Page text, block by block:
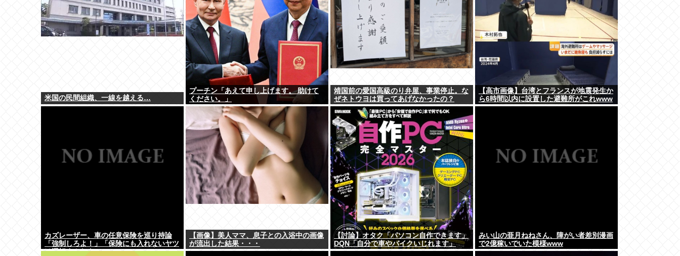
米国の民間組織、一線を越える…
プーチン「あえて申し上げます。 助けて
ください。」
靖国前の愛国高級のり弁屋、事業停止。な
ぜネトウヨは買ってあげなかったの？
【高市画像】台湾とフランスが地震発生か
ら6時間以内に設置した避難所がこれwww
カズレーザー、車の任意保険を巡り持論
「強制しろよ！」「保険にも入れないヤツ
は運転すんなよ」
【画像】美人ママ、息子との入浴中の画像
が流出した結果・・・
【討論】オタク「パソコン自作できます」
DQN「自分で車やバイクいじれます」
みい山の亜月ねねさん、障がい者差別漫画
で2億稼いでいた模様www